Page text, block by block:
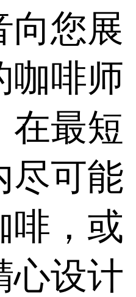
向您展
咖啡师
在最短
尽可能
啡，或
心设计